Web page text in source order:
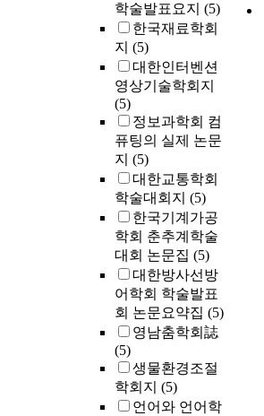
학술발표요지 (5)
한국재료학회
지 (5)
대한인터벤션
영상기술학회지
(5)
정보과학회 컴
퓨팅의 실제 논문
지 (5)
대한교통학회
학술대회지 (5)
한국기계가공
학회 춘추계학술
대회 논문집 (5)
대한방사선방
어학회 학술발표
회 논문요약집 (5)
영남춤학회誌
(5)
생물환경조절
학회지 (5)
언어와 언어학